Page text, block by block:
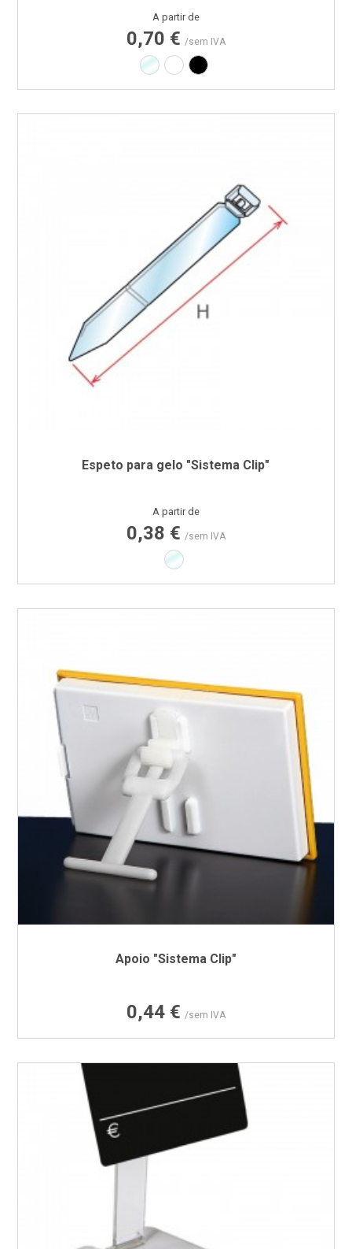
Preço
A partir de
0,70 € /sem IVA
Transparente
BrancoPreto
Espeto para gelo "Sistema Clip"
Preço
A partir de
0,38 € /sem IVA
Transparente
Apoio "Sistema Clip"
Preço
0,44 € /sem IVA